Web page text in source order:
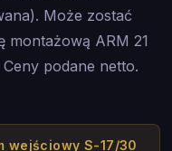
Może zostać
montażową ARM 21
podane netto.
wejściowy S-17/30